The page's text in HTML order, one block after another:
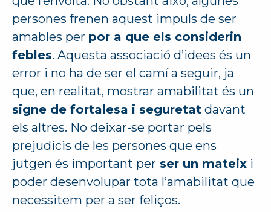
persones frenen aquest impuls de ser
amables per por a que els considerin
febles. Aquesta associació d’idees és un
error i no ha de ser el camí a seguir, ja
que, en realitat, mostrar amabilitat és un
signe de fortalesa i seguretat davant
els altres. No deixar-se portar pels
prejudicis de les persones que ens
jutgen és important per ser un mateix i
poder desenvolupar tota l’amabilitat que
necessitem per a ser feliços.